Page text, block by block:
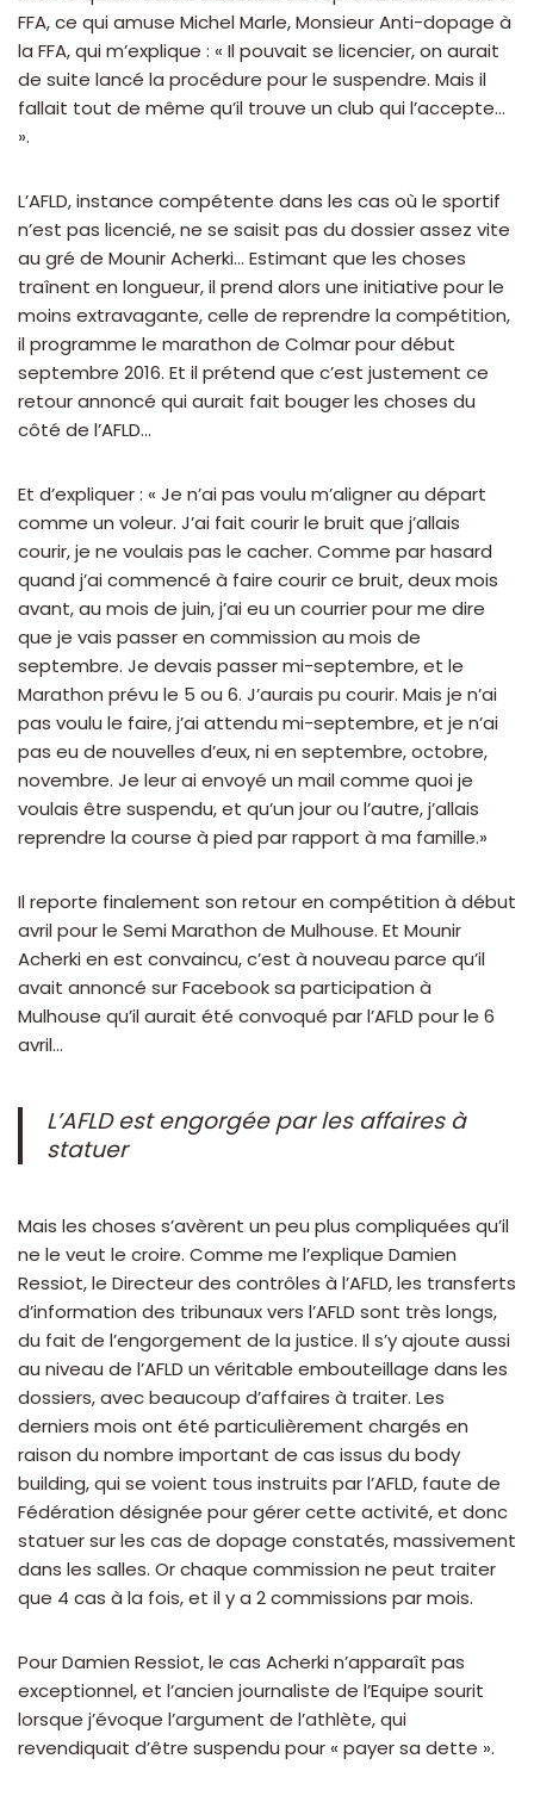
FFA, ce qui amuse Michel Marle, Monsieur Anti-dopage à
la FFA, qui m’explique : « Il pouvait se licencier, on aurait
de suite lancé la procédure pour le suspendre. Mais il
fallait tout de même qu’il trouve un club qui l’accepte…
».
L’AFLD, instance compétente dans les cas où le sportif
n’est pas licencié, ne se saisit pas du dossier assez vite
au gré de Mounir Acherki… Estimant que les choses
traînent en longueur, il prend alors une initiative pour le
moins extravagante, celle de reprendre la compétition,
il programme le marathon de Colmar pour début
septembre 2016. Et il prétend que c’est justement ce
retour annoncé qui aurait fait bouger les choses du
côté de l’AFLD…
Et d’expliquer : « Je n’ai pas voulu m’aligner au départ
comme un voleur. J’ai fait courir le bruit que j’allais
courir, je ne voulais pas le cacher. Comme par hasard
quand j’ai commencé à faire courir ce bruit, deux mois
avant, au mois de juin, j’ai eu un courrier pour me dire
que je vais passer en commission au mois de
septembre. Je devais passer mi-septembre, et le
Marathon prévu le 5 ou 6. J’aurais pu courir. Mais je n’ai
pas voulu le faire, j’ai attendu mi-septembre, et je n’ai
pas eu de nouvelles d’eux, ni en septembre, octobre,
novembre. Je leur ai envoyé un mail comme quoi je
voulais être suspendu, et qu’un jour ou l’autre, j’allais
reprendre la course à pied par rapport à ma famille.»
Il reporte finalement son retour en compétition à début
avril pour le Semi Marathon de Mulhouse. Et Mounir
Acherki en est convaincu, c’est à nouveau parce qu’il
avait annoncé sur Facebook sa participation à
Mulhouse qu’il aurait été convoqué par l’AFLD pour le 6
avril…
L’AFLD est engorgée par les affaires à
statuer
Mais les choses s’avèrent un peu plus compliquées qu’il
ne le veut le croire. Comme me l’explique Damien
Ressiot, le Directeur des contrôles à l’AFLD, les transferts
d’information des tribunaux vers l’AFLD sont très longs,
du fait de l’engorgement de la justice. Il s’y ajoute aussi
au niveau de l’AFLD un véritable embouteillage dans les
dossiers, avec beaucoup d’affaires à traiter. Les
derniers mois ont été particulièrement chargés en
raison du nombre important de cas issus du body
building, qui se voient tous instruits par l’AFLD, faute de
Fédération désignée pour gérer cette activité, et donc
statuer sur les cas de dopage constatés, massivement
dans les salles. Or chaque commission ne peut traiter
que 4 cas à la fois, et il y a 2 commissions par mois.
Pour Damien Ressiot, le cas Acherki n’apparaît pas
exceptionnel, et l’ancien journaliste de l’Equipe sourit
lorsque j’évoque l’argument de l’athlète, qui
revendiquait d’être suspendu pour « payer sa dette ».